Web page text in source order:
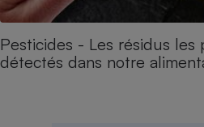
Pesticides - Les résidus
détectés dans notre